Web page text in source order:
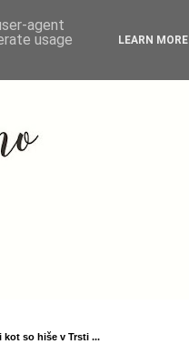
kot so hiše v Trsti ...
agent
usage
LEARN MORE